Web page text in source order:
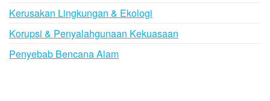
Kerusakan Lingkungan & Ekologi
Korupsi & Penyalahgunaan Kekuasaan
Penyebab Bencana Alam